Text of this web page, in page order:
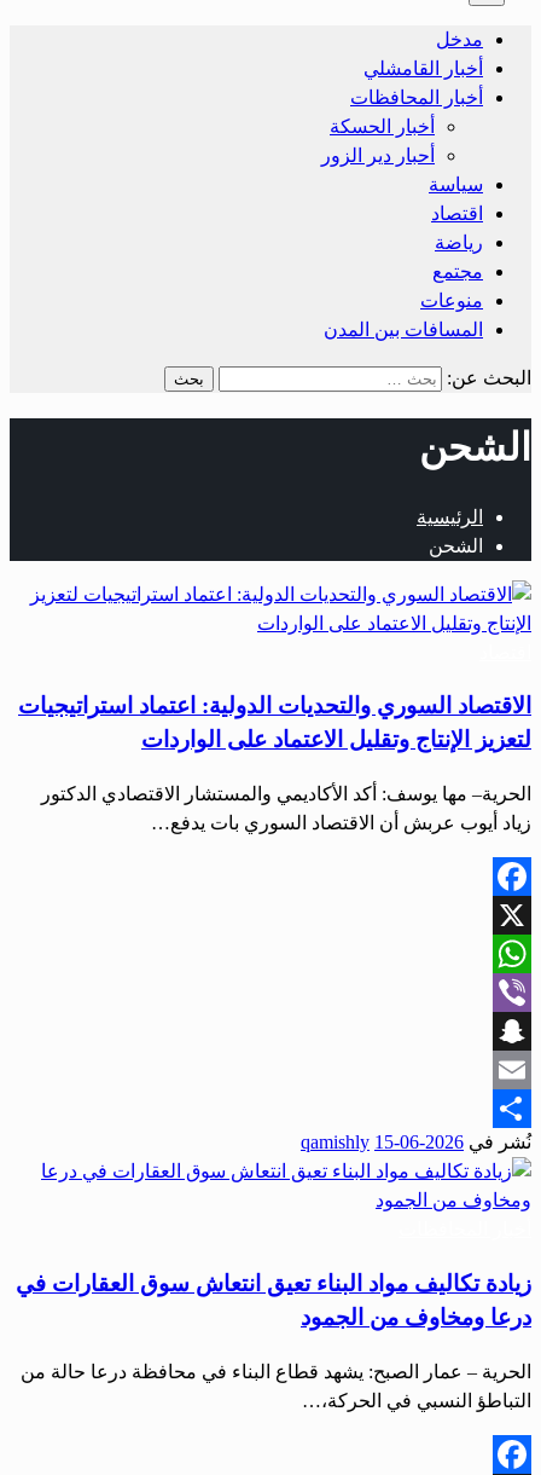
مدخل
أخبار القامشلي
أخبار المحافظات
أخبار الحسكة
أحبار دير الزور
سياسة
اقتصاد
رياضة
مجتمع
منوعات
المسافات بين المدن
البحث عن:
الشحن
الرئيسية
الشحن
الاقتصاد السوري والتحديات الدولية: اعتماد استراتيجيات
لتعزيز الإنتاج وتقليل الاعتماد على الواردات
الحرية– مها يوسف: أكد الأكاديمي والمستشار الاقتصادي الدكتور
زياد أيوب عربش أن الاقتصاد السوري بات يدفع…
Facebook
X
WhatsApp
Viber
Snapchat
Email
Share
نُشر في 2026-06-15
qamishly
زيادة تكاليف مواد البناء تعيق انتعاش سوق العقارات في
درعا ومخاوف من الجمود
الحرية – عمار الصبح: يشهد قطاع البناء في محافظة درعا حالة من
التباطؤ النسبي في الحركة،…